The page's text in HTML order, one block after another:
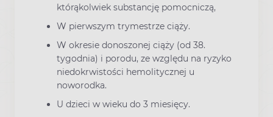
którąkolwiek substancję pomocniczą,
W pierwszym trymestrze ciąży.
W okresie donoszonej ciąży (od 38.
tygodnia) i porodu, ze względu na ryzyko
niedokrwistości hemolitycznej u
noworodka.
U dzieci w wieku do 3 miesięcy.